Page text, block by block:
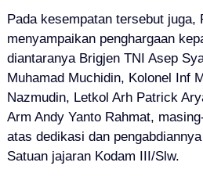
Pada kesempatan tersebut juga,
menyampaikan penghargaan
diantaranya Brigjen TNI Asep
Muhamad Muchidin, Kolonel Inf
Nazmudin, Letkol Arh Patrick
Arm Andy Yanto Rahmat,
atas dedikasi dan
Satuan jajaran Kodam III/Slw.